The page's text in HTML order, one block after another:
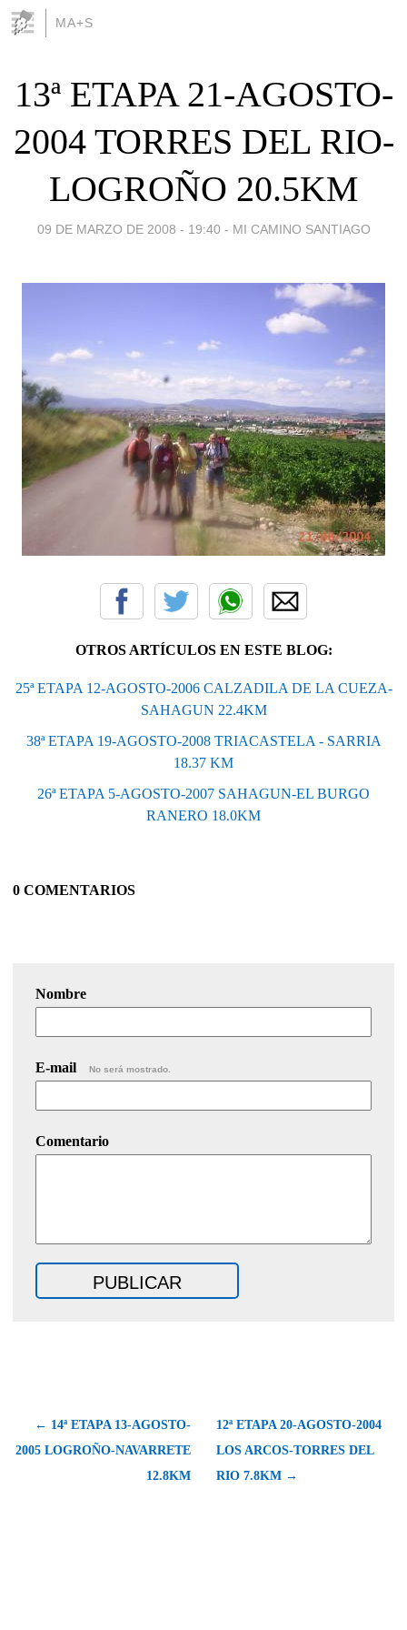
MA+S
13ª ETAPA 21-AGOSTO-
2004 TORRES DEL RIO-
LOGROÑO 20.5KM
09 DE MARZO DE 2008 - 19:40 - MI CAMINO SANTIAGO
OTROS ARTÍCULOS EN ESTE BLOG:
25ª ETAPA 12-AGOSTO-2006 CALZADILA DE LA CUEZA-
SAHAGUN 22.4KM
38ª ETAPA 19-AGOSTO-2008 TRIACASTELA - SARRIA
18.37 KM
26ª ETAPA 5-AGOSTO-2007 SAHAGUN-EL BURGO
RANERO 18.0KM
0 COMENTARIOS
Nombre
E-mail No será mostrado.
Comentario
← 14ª ETAPA 13-AGOSTO-
2005 LOGROÑO-NAVARRETE
12.8KM
12ª ETAPA 20-AGOSTO-2004
LOS ARCOS-TORRES DEL
RIO 7.8KM →